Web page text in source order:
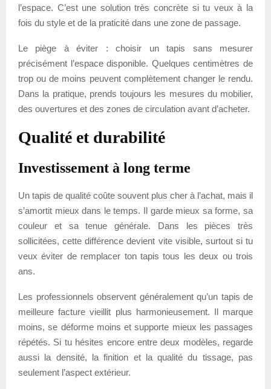
l’espace. C’est une solution très concrète si tu veux à la
fois du style et de la praticité dans une zone de passage.
Le piège à éviter : choisir un tapis sans mesurer
précisément l’espace disponible. Quelques centimètres de
trop ou de moins peuvent complètement changer le rendu.
Dans la pratique, prends toujours les mesures du mobilier,
des ouvertures et des zones de circulation avant d’acheter.
Qualité et durabilité
Investissement à long terme
Un tapis de qualité coûte souvent plus cher à l’achat, mais il
s’amortit mieux dans le temps. Il garde mieux sa forme, sa
couleur et sa tenue générale. Dans les pièces très
sollicitées, cette différence devient vite visible, surtout si tu
veux éviter de remplacer ton tapis tous les deux ou trois
ans.
Les professionnels observent généralement qu’un tapis de
meilleure facture vieillit plus harmonieusement. Il marque
moins, se déforme moins et supporte mieux les passages
répétés. Si tu hésites encore entre deux modèles, regarde
aussi la densité, la finition et la qualité du tissage, pas
seulement l’aspect extérieur.